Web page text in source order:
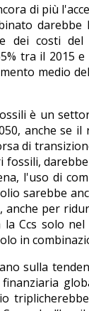
di più
dei costi
tra il 2015
medio
è un
anche se
di
l'uso di
sarebbe
anche per
Ccs solo
in
sulla